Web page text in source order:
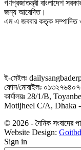
গণপ্রজাতন্ত্রী বাংলাদেশ
জন্য আবেদিত।
এম এ জববার কতৃক সম্পাদিত
ই-মেইলঃ
ফোন/মোবাইলঃ
কার্যালয়ঃ 28/1/B,
Motijheel C/A, Dhaka
© 2026 - দৈনিক সংবাদের
Website Design: Goitbd
Sign in